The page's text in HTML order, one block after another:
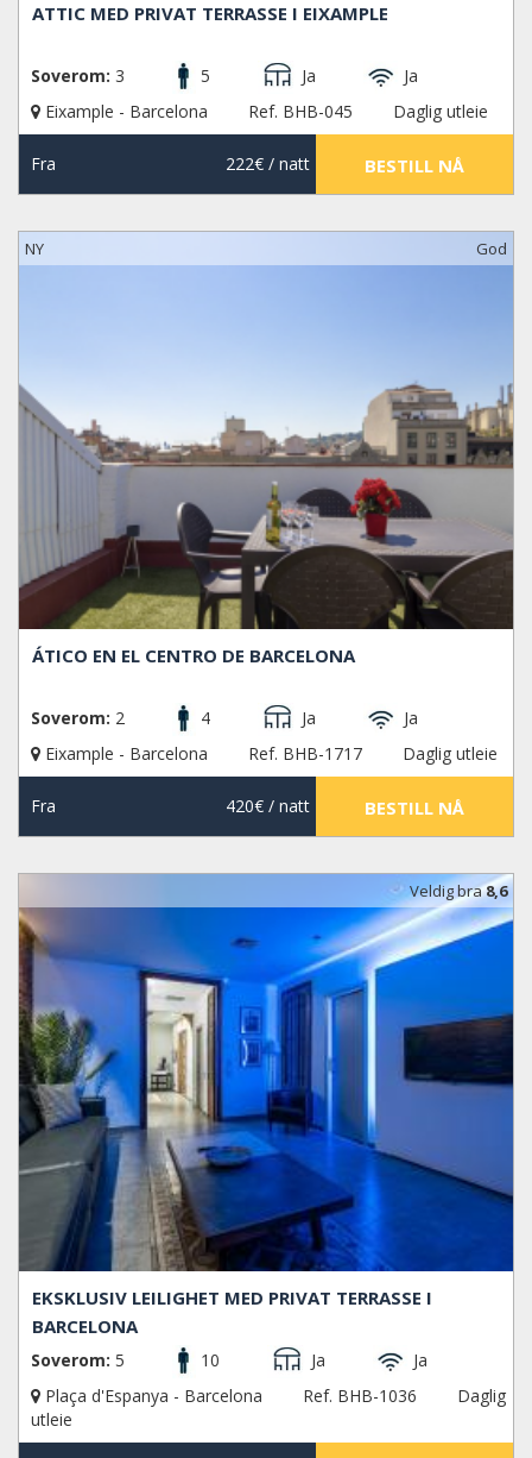
ATTIC MED PRIVAT TERRASSE I EIXAMPLE
Soverom: 3 5 Ja
Ja
Eixample - Barcelona
Ref. BHB-045 Daglig utleie
Fra 222€/ natt BESTILL NÅ
NY God
ÁTICO EN EL CENTRO DE BARCELONA
Soverom: 2 4 Ja
Ja
Eixample - Barcelona
Ref. BHB-1717 Daglig utleie
Fra 420€/ natt BESTILL NÅ
Veldig bra8,6
EKSKLUSIV LEILIGHET MED PRIVAT TERRASSE I
BARCELONA
Soverom: 5 10 Ja
Ja
Plaça d'Espanya - Barcelona
Ref. BHB-1036
Daglig
utleie